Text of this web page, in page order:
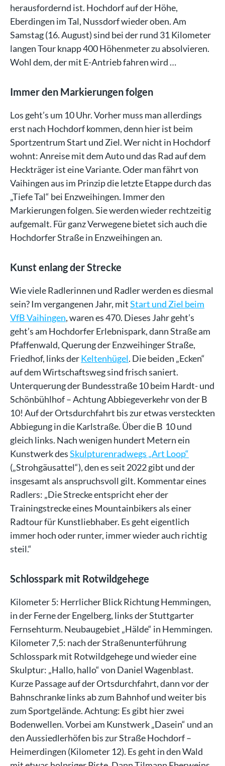
herausfordernd ist. Hochdorf auf der Höhe,
Eberdingen im Tal, Nussdorf wieder oben. Am
Samstag (16. August) sind bei der rund 31 Kilometer
langen Tour knapp 400 Höhenmeter zu absolvieren.
Wohl dem, der mit E-Antrieb fahren wird …
Immer den Markierungen folgen
Los geht’s um 10 Uhr. Vorher muss man allerdings
erst nach Hochdorf kommen, denn hier ist beim
Sportzentrum Start und Ziel. Wer nicht in Hochdorf
wohnt: Anreise mit dem Auto und das Rad auf dem
Heckträger ist eine Variante. Oder man fährt von
Vaihingen aus im Prinzip die letzte Etappe durch das
„Tiefe Tal“ bei Enzweihingen. Immer den
Markierungen folgen. Sie werden wieder rechtzeitig
aufgemalt. Für ganz Verwegene bietet sich auch die
Hochdorfer Straße in Enzweihingen an.
Kunst enlang der Strecke
Wie viele Radlerinnen und Radler werden es diesmal
sein? Im vergangenen Jahr, mitStart und Ziel beim
VfB Vaihingen, waren es 470. Dieses Jahr geht’s
geht’s am Hochdorfer Erlebnispark, dann Straße am
Pfaffenwald, Querung der Enzweihinger Straße,
Friedhof, links derKeltenhügel. Die beiden „Ecken“
auf dem Wirtschaftsweg sind frisch saniert.
Unterquerung der Bundesstraße 10 beim Hardt- und
Schönbühlhof – Achtung Abbiegeverkehr von der B
10! Auf der Ortsdurchfahrt bis zur etwas versteckten
Abbiegung in die Karlstraße. Über die B 10 und
gleich links. Nach wenigen hundert Metern ein
Kunstwerk desSkulpturenradwegs „Art Loop“
(„Strohgäusattel“), den es seit 2022 gibt und der
insgesamt als anspruchsvoll gilt. Kommentar eines
Radlers: „Die Strecke entspricht eher der
Trainingstrecke eines Mountainbikers als einer
Radtour für Kunstliebhaber. Es geht eigentlich
immer hoch oder runter, immer wieder auch richtig
steil.“
Schlosspark mit Rotwildgehege
Kilometer 5: Herrlicher Blick Richtung Hemmingen,
in der Ferne der Engelberg, links der Stuttgarter
Fernsehturm. Neubaugebiet „Hälde“ in Hemmingen.
Kilometer 7,5: nach der Straßenunterführung
Schlosspark mit Rotwildgehege und wieder eine
Skulptur: „Hallo, hallo“ von Daniel Wagenblast.
Kurze Passage auf der Ortsdurchfahrt, dann vor der
Bahnschranke links ab zum Bahnhof und weiter bis
zum Sportgelände. Achtung: Es gibt hier zwei
Bodenwellen. Vorbei am Kunstwerk „Dasein“ und an
den Aussiedlerhöfen bis zur Straße Hochdorf –
Heimerdingen (Kilometer 12). Es geht in den Wald